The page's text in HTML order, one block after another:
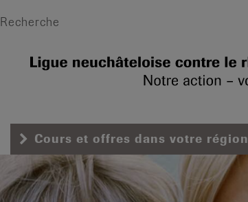
Recherche
Cours et offres dans votre région